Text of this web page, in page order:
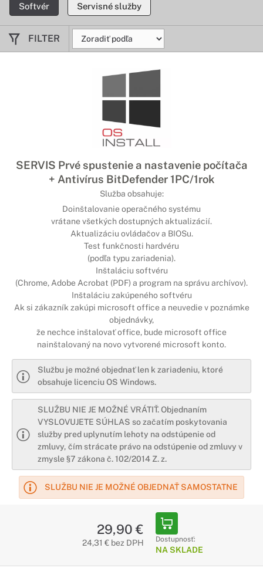
Softvér Servisné služby
FILTER
SERVIS Prvé spustenie a nastavenie počítača
+ Antivírus BitDefender 1PC/1rok
Služba obsahuje:
Doinštalovanie operačného systému
vrátane všetkých dostupných aktualizácií.
Aktualizáciu ovládačov a BIOSu.
Test funkčnosti hardvéru
(podľa typu zariadenia).
Inštaláciu softvéru
(Chrome, Adobe Acrobat (PDF) a program na správu archívov).
Inštaláciu zakúpeného softvéru
Ak si zákazník zakúpi microsoft office a neuvedie v poznámke
objednávky,
že nechce inštalovať office, bude microsoft office
nainštalovaný na novo vytvorené microsoft konto.
Službu je možné objednať len k zariadeniu, ktoré
obsahuje licenciu OS Windows.
SLUŽBU NIE JE MOŽNÉ VRÁTIŤ. Objednaním
VYSLOVUJETE SÚHLAS so začatím poskytovania
služby pred uplynutím lehoty na odstúpenie od
zmluvy, čím strácate právo na odstúpenie od zmluvy v
zmysle §7 zákona č. 102/2014 Z. z.
SLUŽBU NIE JE MOŽNÉ OBJEDNAŤ SAMOSTATNE
29,90 €
24,31 € bez DPH Dostupnosť:
NA SKLADE